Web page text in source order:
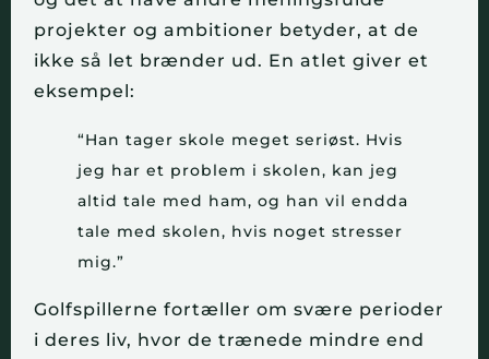
projekter og ambitioner betyder, at de
ikke så let brænder ud. En atlet giver et
eksempel:
“Han tager skole meget seriøst. Hvis
jeg har et problem i skolen, kan jeg
altid tale med ham, og han vil endda
tale med skolen, hvis noget stresser
mig.”
Golfspillerne fortæller om svære perioder
i deres liv, hvor de trænede mindre end